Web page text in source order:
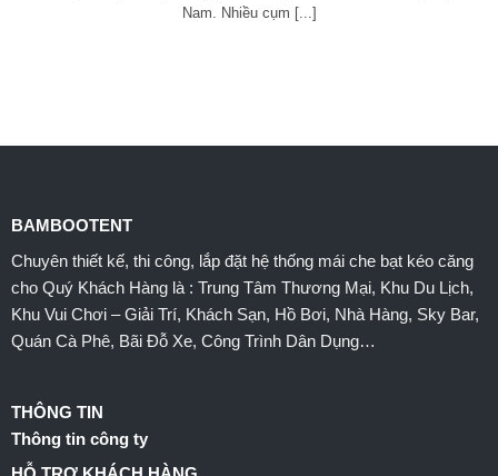
Nam. Nhiều cụm [...]
BAMBOOTENT
Chuyên thiết kế, thi công, lắp đặt hệ thống mái che bạt kéo căng
cho Quý Khách Hàng là : Trung Tâm Thương Mại, Khu Du Lịch,
Khu Vui Chơi – Giải Trí, Khách Sạn, Hồ Bơi, Nhà Hàng, Sky Bar,
Quán Cà Phê, Bãi Đỗ Xe, Công Trình Dân Dụng…
THÔNG TIN
Thông tin công ty